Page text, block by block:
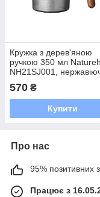
Кружка з дерев'яною
ручкою 350 мл
NH21SJ001,
сталь
570 ₴
Купити
Про нас
95% позитивних з
Працює з